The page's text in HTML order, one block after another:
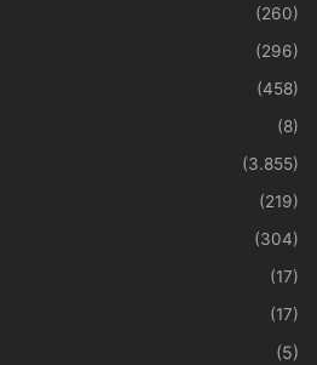
(260)
(296)
(458)
(8)
(3.855)
(219)
(304)
(17)
(17)
(5)